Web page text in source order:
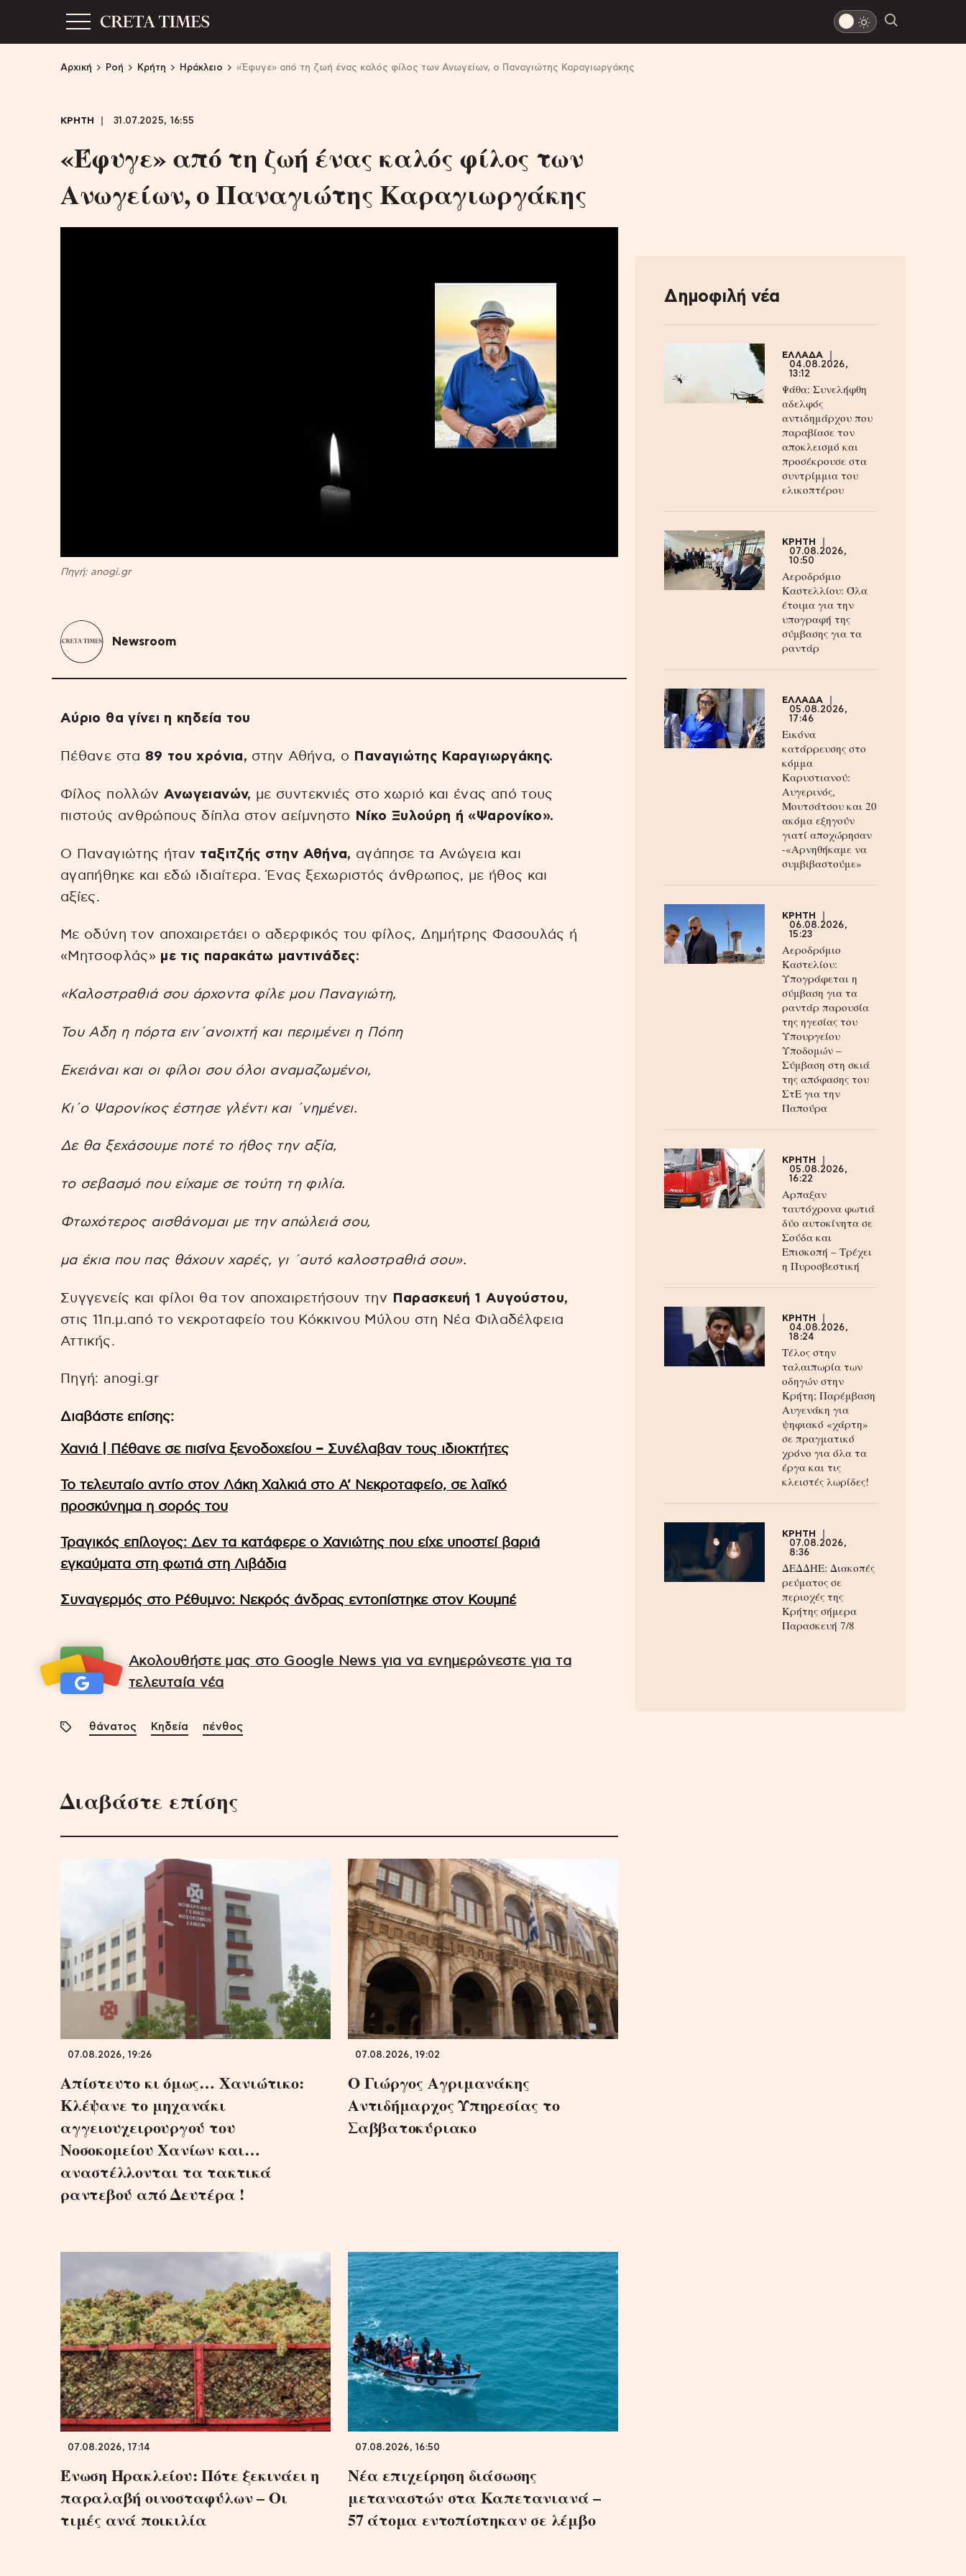
Αρχική Ροή Κρήτη Ηράκλειο «Έφυγε» από τη ζωή ένας καλός φίλος των Ανωγείων, ο Παναγιώτης Καραγιωργάκης
ΚΡΗΤΗ 31.07.2025, 16:55
«Έφυγε» από τη ζωή ένας καλός φίλος των
Ανωγείων, ο Παναγιώτης Καραγιωργάκης
Πηγή: anogi.gr
Newsroom
Αύριο θα γίνει η κηδεία του
Πέθανε στα 89 του χρόνια, στην Αθήνα, ο Παναγιώτης Καραγιωργάκης.
Φίλος πολλών Ανωγειανών, με συντεκνιές στο χωριό και ένας από τους
πιστούς ανθρώπους δίπλα στον αείμνηστο
Νίκο Ξυλούρη ή «Ψαρονίκο».
Ο Παναγιώτης ήταν ταξιτζής στην Αθήνα, αγάπησε τα Ανώγεια και
αγαπήθηκε και εδώ ιδιαίτερα. Ένας ξεχωριστός άνθρωπος, με ήθος και
αξίες.
Με οδύνη τον αποχαιρετάει ο αδερφικός του φίλος, Δημήτρης Φασουλάς ή
«Μητσοφλάς» με τις παρακάτω μαντινάδες:
«Καλοστραθιά σου άρχοντα φίλε μου Παναγιώτη,
Του Αδη η πόρτα ειν΄ανοιχτή και περιμένει η Πόπη
Εκειάναι και οι φίλοι σου όλοι αναμαζωμένοι,
Κι΄ο Ψαρονίκος έστησε γλέντι και ΄νημένει.
Δε θα ξεχάσουμε ποτέ το ήθος την αξία,
το σεβασμό που είχαμε σε τούτη τη φιλία.
Φτωχότερος αισθάνομαι με την απώλειά σου,
μα έκια που πας θάχουν χαρές, γι ΄αυτό καλοστραθιά σου».
Συγγενείς και φίλοι θα τον αποχαιρετήσουν την
Παρασκευή 1 Αυγούστου,
στις 11π.μ.από το νεκροταφείο του Κόκκινου Μύλου στη Νέα Φιλαδέλφεια
Αττικής.
Πηγή: anogi.gr
Διαβάστε επίσης:
Χανιά | Πέθανε σε πισίνα ξενοδοχείου – Συνέλαβαν τους ιδιοκτήτες
Το τελευταίο αντίο στον Λάκη Χαλκιά στο A’ Νεκροταφείο, σε λαϊκό
προσκύνημα η σορός του
Τραγικός επίλογος: Δεν τα κατάφερε ο Χανιώτης που είχε υποστεί βαριά
εγκαύματα στη φωτιά στη Λιβάδια
Συναγερμός στο Ρέθυμνο: Νεκρός άνδρας εντοπίστηκε στον Κουμπέ
Ακολουθήστε μας στο Google News για να ενημερώνεστε για τα
τελευταία νέα
θάνατος Κηδεία πένθος
Διαβάστε επίσης
07.08.2026, 19:26
Απίστευτο κι όμως… Χανιώτικο:
Κλέψανε το μηχανάκι
αγγειουχειρουργού του
Νοσοκομείου Χανίων και…
αναστέλλονται τα τακτικά
ραντεβού από Δευτέρα !
07.08.2026, 19:02
Ο Γιώργος Αγριμανάκης
Αντιδήμαρχος Υπηρεσίας το
Σαββατοκύριακο
07.08.2026, 17:14
Ένωση Ηρακλείου: Πότε ξεκινάει η
παραλαβή οινοσταφύλων – Οι
τιμές ανά ποικιλία
07.08.2026, 16:50
Νέα επιχείρηση διάσωσης
μεταναστών στα Καπετανιανά –
57 άτομα εντοπίστηκαν σε λέμβο
Δημοφιλή νέα
ΕΛΛΑΔΑ
04.08.2026,
13:12
Ψάθα: Συνελήφθη
αδελφός
αντιδημάρχου που
παραβίασε τον
αποκλεισμό και
προσέκρουσε στα
συντρίμμια του
ελικοπτέρου
ΚΡΗΤΗ
07.08.2026,
10:50
Αεροδρόμιο
Καστελλίου: Όλα
έτοιμα για την
υπογραφή της
σύμβασης για τα
ραντάρ
ΕΛΛΑΔΑ
05.08.2026,
17:46
Εικόνα
κατάρρευσης στο
κόμμα
Καρυστιανού:
Αυγερινός,
Μουτσάτσου και 20
ακόμα εξηγούν
γιατί αποχώρησαν
-«Αρνηθήκαμε να
συμβιβαστούμε»
ΚΡΗΤΗ
06.08.2026,
15:23
Αεροδρόμιο
Καστελίου:
Υπογράφεται η
σύμβαση για τα
ραντάρ παρουσία
της ηγεσίας του
Υπουργείου
Υποδομών –
Σύμβαση στη σκιά
της απόφασης του
ΣτΕ για την
Παπούρα
ΚΡΗΤΗ
05.08.2026,
16:22
Αρπαξαν
ταυτόχρονα φωτιά
δύο αυτοκίνητα σε
Σούδα και
Επισκοπή – Τρέχει
η Πυροσβεστική
ΚΡΗΤΗ
04.08.2026,
18:24
Τέλος στην
ταλαιπωρία των
οδηγών στην
Κρήτη; Παρέμβαση
Αυγενάκη για
ψηφιακό «χάρτη»
σε πραγματικό
χρόνο για όλα τα
έργα και τις
κλειστές λωρίδες!
ΚΡΗΤΗ
07.08.2026,
8:36
ΔΕΔΔΗΕ: Διακοπές
ρεύματος σε
περιοχές της
Κρήτης σήμερα
Παρασκευή 7/8